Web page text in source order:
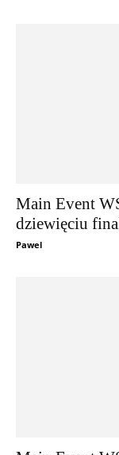
Main Event
dziewięciu
Pawel